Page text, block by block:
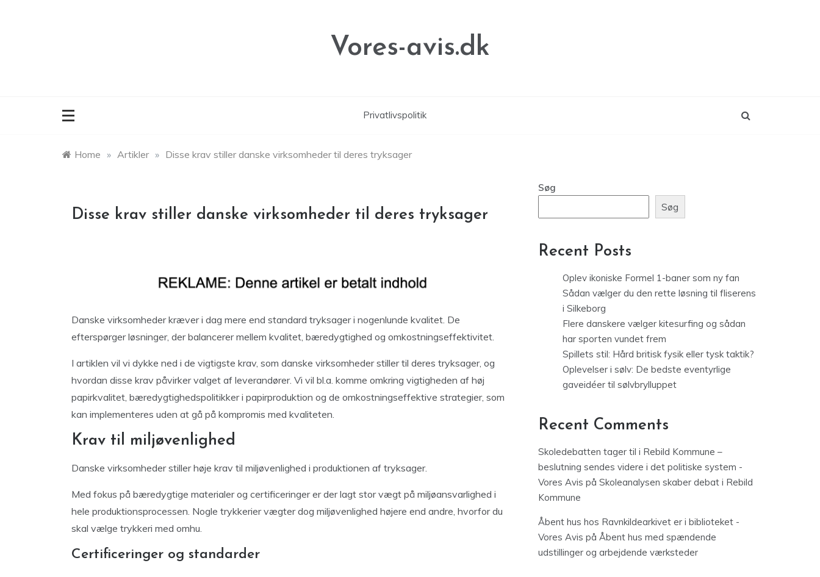
Vores-avis.dk
Privatlivspolitik
Home » Artikler » Disse krav stiller danske virksomheder til deres tryksager
Disse krav stiller danske virksomheder til deres tryksager
Danske virksomheder kræver i dag mere end standard tryksager i nogenlunde kvalitet. De
efterspørger løsninger, der balancerer mellem kvalitet, bæredygtighed og omkostningseffektivitet.
I artiklen vil vi dykke ned i de vigtigste krav, som danske virksomheder stiller til deres tryksager, og
hvordan disse krav påvirker valget af leverandører. Vi vil bl.a. komme omkring vigtigheden af høj
papirkvalitet, bæredygtighedspolitikker i papirproduktion og de omkostningseffektive strategier, som
kan implementeres uden at gå på kompromis med kvaliteten.
Krav til miljøvenlighed
Danske virksomheder stiller høje krav til miljøvenlighed i produktionen af tryksager.
Med fokus på bæredygtige materialer og certificeringer er der lagt stor vægt på miljøansvarlighed i
hele produktionsprocessen. Nogle trykkerier vægter dog miljøvenlighed højere end andre, hvorfor du
skal vælge trykkeri med omhu.
Certificeringer og standarder
Søg
Søg
Recent Posts
Oplev ikoniske Formel 1-baner som ny fan
Sådan vælger du den rette løsning til fliserens
i Silkeborg
Flere danskere vælger kitesurfing og sådan
har sporten vundet frem
Spillets stil: Hård britisk fysik eller tysk taktik?
Oplevelser i sølv: De bedste eventyrlige
gaveidéer til sølvbrylluppet
Recent Comments
Skoledebatten tager til i Rebild Kommune –
beslutning sendes videre i det politiske system -
Vores Avis på Skoleanalysen skaber debat i Rebild
Kommune
Åbent hus hos Ravnkildearkivet er i biblioteket -
Vores Avis på Åbent hus med spændende
udstillinger og arbejdende værksteder